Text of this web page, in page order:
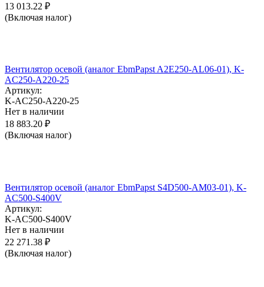
13 013.22 ₽
(Включая налог)
Вентилятор осевой (аналог EbmPapst A2E250-AL06-01), K-
AC250-A220-25
Артикул:
K-AC250-A220-25
Нет в наличии
18 883.20 ₽
(Включая налог)
Вентилятор осевой (аналог EbmPapst S4D500-AM03-01), K-
AC500-S400V
Артикул:
K-AC500-S400V
Нет в наличии
22 271.38 ₽
(Включая налог)